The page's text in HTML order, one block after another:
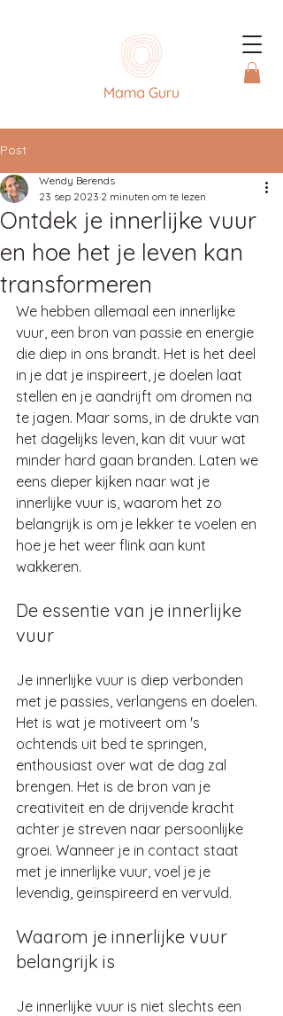
Post
Ontdek je innerlijke vuur
en hoe het je leven kan
transformeren
Wendy Berends
23 sep 2023 2 minuten om te lezen
We hebben allemaal een innerlijke
vuur, een bron van passie en energie
die diep in ons brandt. Het is het deel
in je dat je inspireert, je doelen laat
stellen en je aandrijft om dromen na
te jagen. Maar soms, in de drukte van
het dagelijks leven, kan dit vuur wat
minder hard gaan branden. Laten we
eens dieper kijken naar wat je
innerlijke vuur is, waarom het zo
belangrijk is om je lekker te voelen en
hoe je het weer flink aan kunt
wakkeren.
De essentie van je innerlijke
vuur
Je innerlijke vuur is diep verbonden
met je passies, verlangens en doelen.
Het is wat je motiveert om 's
ochtends uit bed te springen,
enthousiast over wat de dag zal
brengen. Het is de bron van je
creativiteit en de drijvende kracht
achter je streven naar persoonlijke
groei. Wanneer je in contact staat
met je innerlijke vuur, voel je je
levendig, geïnspireerd en vervuld.
Waarom je innerlijke vuur
belangrijk is
Je innerlijke vuur is niet slechts een